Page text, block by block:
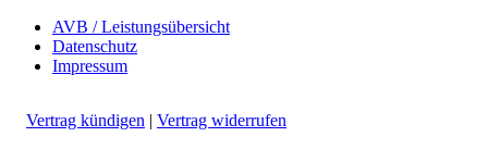
AVB / Leistungsübersicht
Datenschutz
Impressum
Vertrag kündigen | Vertrag widerrufen